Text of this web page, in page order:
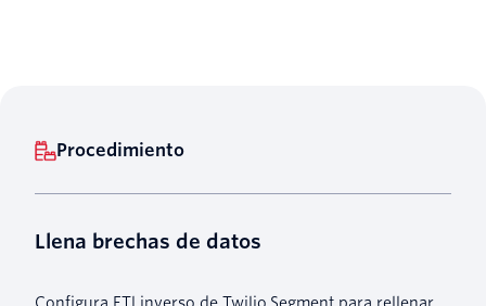
Procedimiento
Llena brechas de datos